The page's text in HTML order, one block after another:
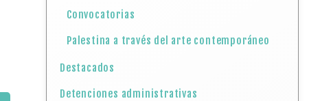
Convocatorias
Palestina a través del arte contemporáneo
Destacados
Detenciones administrativas